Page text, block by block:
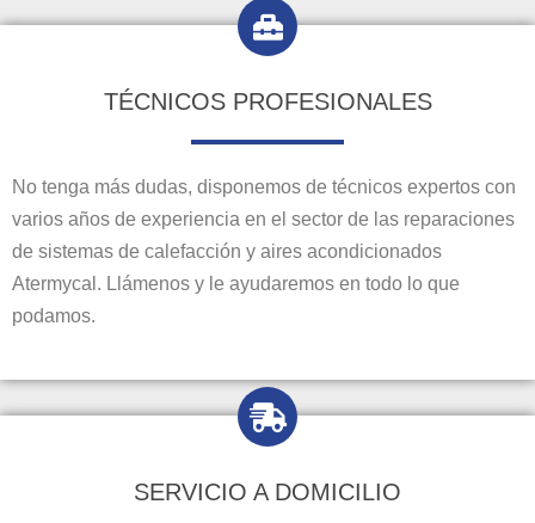
TÉCNICOS PROFESIONALES
No tenga más dudas, disponemos de técnicos expertos con
varios años de experiencia en el sector de las reparaciones
de sistemas de calefacción y aires acondicionados
Atermycal. Llámenos y le ayudaremos en todo lo que
podamos.
SERVICIO A DOMICILIO